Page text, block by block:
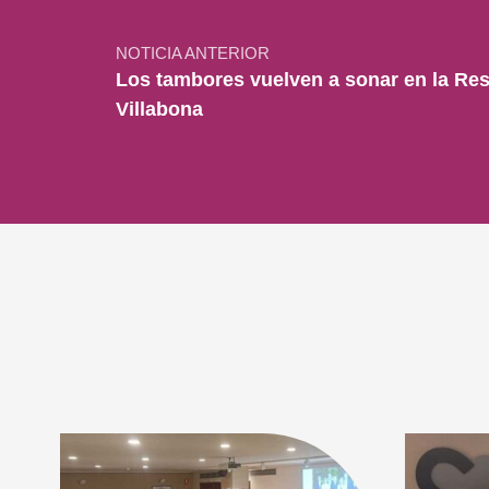
NOTICIA ANTERIOR
Los tambores vuelven a sonar en la
Villabona